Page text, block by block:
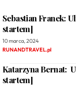
Sebastian Franek:
startem]
10 marca, 2024
RUNANDTRAVEL.pl
Katarzyna Bernat:
startem]